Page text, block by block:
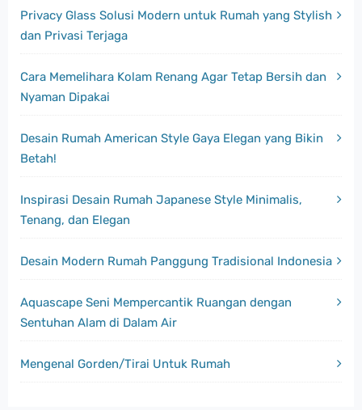
Privacy Glass Solusi Modern untuk Rumah yang Stylish
dan Privasi Terjaga
Cara Memelihara Kolam Renang Agar Tetap Bersih dan
Nyaman Dipakai
Desain Rumah American Style Gaya Elegan yang Bikin
Betah!
Inspirasi Desain Rumah Japanese Style Minimalis,
Tenang, dan Elegan
Desain Modern Rumah Panggung Tradisional Indonesia
Aquascape Seni Mempercantik Ruangan dengan
Sentuhan Alam di Dalam Air
Mengenal Gorden/Tirai Untuk Rumah